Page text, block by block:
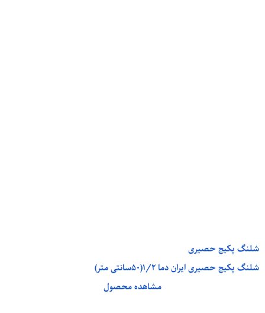
شلنگ پکیج حصیری
شلنگ پکیج حصیری ایران دما 1/2(50سانتی متر)
مشاهده محصول